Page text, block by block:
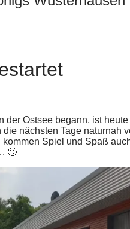
Ostsee begann, ist
nächsten Tage naturnah
kommen Spiel und Spaß
🙂